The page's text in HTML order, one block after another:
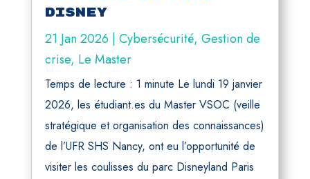
Disney
21 Jan 2026| Cybersécurité, Gestion de
crise, Le Master
Temps de lecture : 1 minute Le lundi 19 janvier
2026, les étudiant.es du Master VSOC (veille
stratégique et organisation des connaissances)
de l’UFR SHS Nancy, ont eu l’opportunité de
visiter les coulisses du parc Disneyland Paris